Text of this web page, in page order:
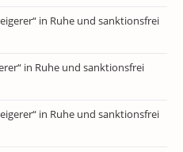
in Ruhe und sanktionsfrei
in Ruhe und sanktionsfrei
in Ruhe und sanktionsfrei